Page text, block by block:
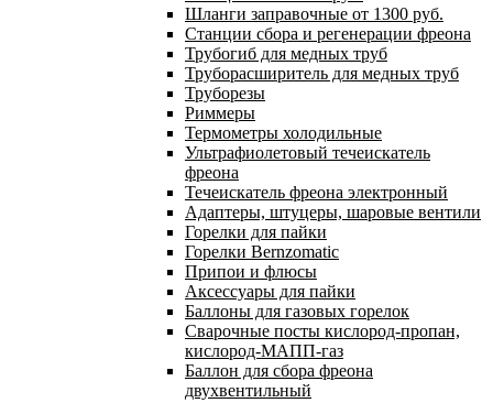
Шланги заправочные от 1300 руб.
Станции сбора и регенерации фреона
Трубогиб для медных труб
Труборасширитель для медных труб
Труборезы
Риммеры
Термометры холодильные
Ультрафиолетовый течеискатель
фреона
Течеискатель фреона электронный
Адаптеры, штуцеры, шаровые вентили
Горелки для пайки
Горелки Bernzomatic
Припои и флюсы
Аксессуары для пайки
Баллоны для газовых горелок
Сварочные посты кислород-пропан,
кислород-МАПП-газ
Баллон для сбора фреона
двухвентильный